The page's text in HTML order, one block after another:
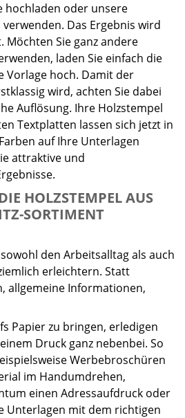
hochladen oder unsere
Das Ergebnis wird
Möchten Sie ganz andere
laden Sie einfach die
Vorlage hoch. Damit der
wird, achten Sie dabei
Auflösung. Ihre Holzstempel
Textplatten lassen sich jetzt in
auf Ihre Unterlagen
attraktive und
HOLZSTEMPEL AUS
SORTIMENT
den Arbeitsalltag als auch
erleichtern. Statt
allgemeine Informationen,
Papier zu bringen, erledigen
Druck ganz nebenbei. So
Werbebroschüren
im Handumdrehen,
einen Adressaufdruck oder
Unterlagen mit dem richtigen